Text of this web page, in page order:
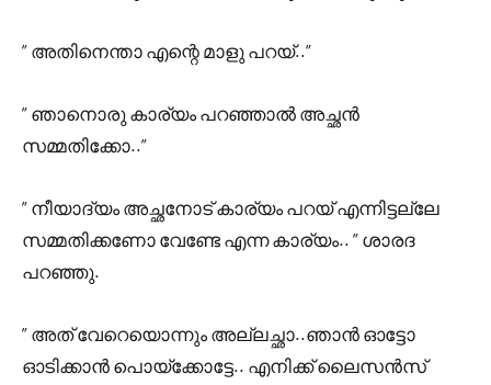
” അതിനെന്താ എന്റെ മാളു പറയ്..”
” ഞാനൊരു കാര്യം പറഞ്ഞാൽ അച്ഛൻ
സമ്മതിക്കോ..”
” നീയാദ്യം അച്ഛനോട് കാര്യം പറയ് എന്നിട്ടല്ലേ
സമ്മതിക്കണോ വേണ്ടേ എന്ന കാര്യം.. ” ശാരദ
പറഞ്ഞു.
” അത് വേറെയൊന്നും അല്ലച്ഛാ..ഞാൻ ഓട്ടോ
ഓടിക്കാൻ പൊയ്ക്കോട്ടേ.. എനിക്ക് ലൈസൻസ്